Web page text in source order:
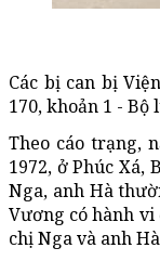
Các bị can bị
170, khoản 1 - Bộ
Theo cáo trạng,
1972, ở Phúc
Nga, anh Hà
Vương có hành vi
chị Nga và anh